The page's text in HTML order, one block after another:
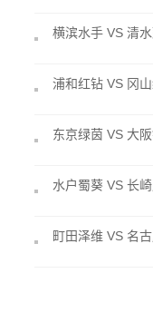
横滨水手 VS 清
浦和红钻 VS 冈
东京绿茵 VS 大
水户蜀葵 VS 长
町田泽维 VS 名